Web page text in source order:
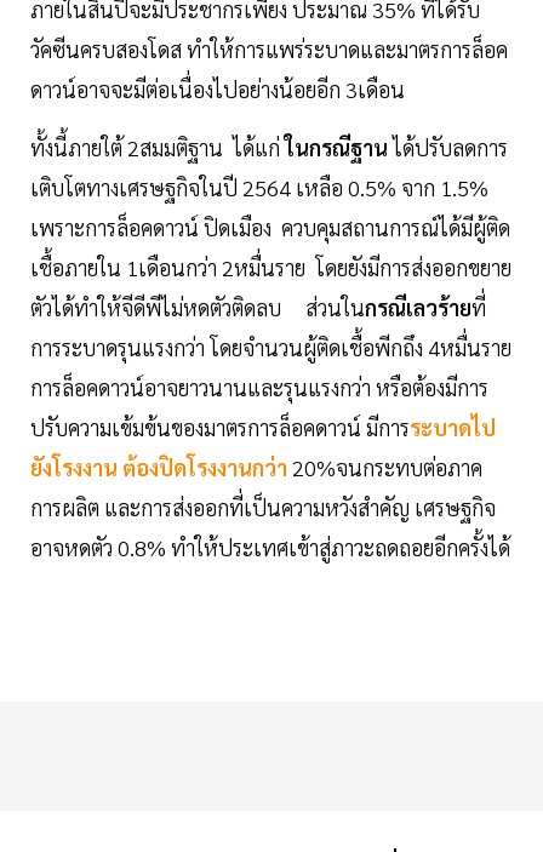
ภายในสิ้นปีจะมีประชากรเพียง ประมาณ 35% ที่ได้รับ
วัคซีนครบสองโดส ทำให้การแพร่ระบาดและมาตรการล็อค
ดาวน์อาจจะมีต่อเนื่องไปอย่างน้อยอีก 3เดือน
ทั้งนี้ภายใต้ 2สมมติฐาน ได้แก่ในกรณีฐานได้ปรับลดการ
เติบโตทางเศรษฐกิจในปี 2564 เหลือ 0.5% จาก 1.5%
เพราะการล็อคดาวน์ ปิดเมือง ควบคุมสถานการณ์ได้มีผู้ติด
เชื้อภายใน 1เดือนกว่า 2หมื่นราย โดยยังมีการส่งออกขยาย
ตัวได้ทำให้จีดีพีไม่หดตัวติดลบ ส่วนในกรณีเลวร้ายที่
การระบาดรุนแรงกว่า โดยจำนวนผู้ติดเชื้อพีกถึง 4หมื่นราย
การล็อคดาวน์อาจยาวนานและรุนแรงกว่า หรือต้องมีการ
ปรับความเข้มข้นของมาตรการล็อคดาวน์ มีการระบาดไป
ยังโรงงาน ต้องปิดโรงงานกว่า 20%จนกระทบต่อภาค
การผลิต และการส่งออกที่เป็นความหวังสำคัญ เศรษฐกิจ
อาจหดตัว 0.8% ทำให้ประเทศเข้าสู่ภาวะถดถอยอีกครั้งได้